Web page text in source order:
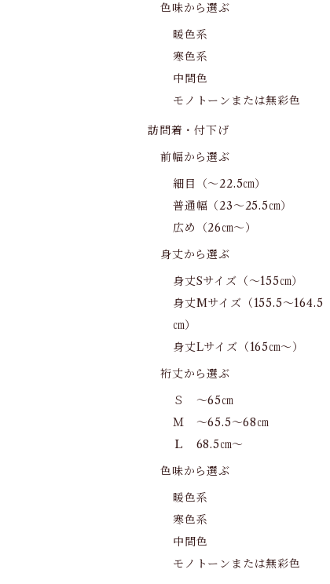
色味から選ぶ
暖色系
寒色系
中間色
モノトーンまたは無彩色
訪問着・付下げ
前幅から選ぶ
細目（～22.5㎝）
普通幅（23～25.5㎝）
広め（26㎝～）
身丈から選ぶ
身丈Sサイズ（～155㎝）
身丈Mサイズ（155.5～164.5
㎝）
身丈Lサイズ（165㎝～）
裄丈から選ぶ
Ｓ ～65㎝
Ｍ ～65.5～68㎝
Ｌ 68.5㎝～
色味から選ぶ
暖色系
寒色系
中間色
モノトーンまたは無彩色